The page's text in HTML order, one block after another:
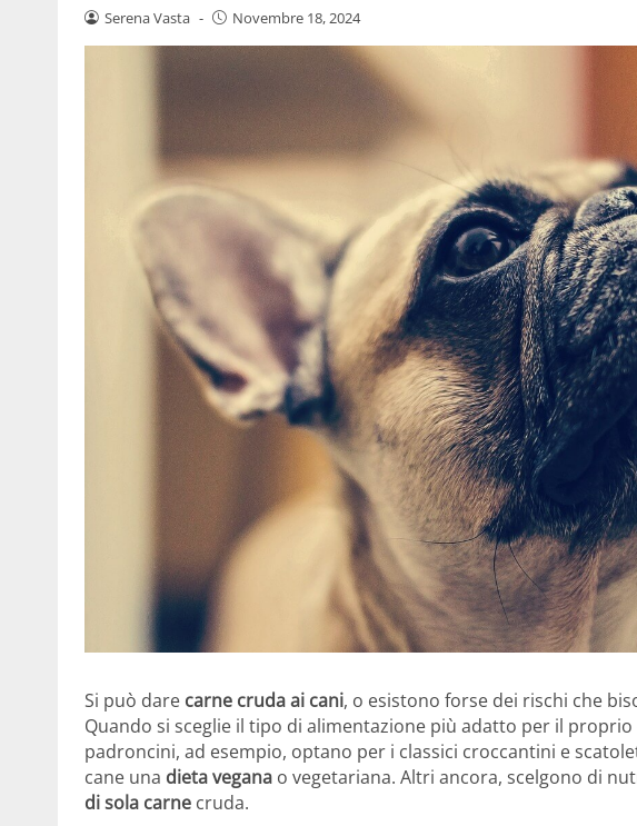
Serena Vasta - Novembre 18, 2024
Si può dare carne cruda ai cani, o esistono forse dei rischi che
Quando si sceglie il tipo di alimentazione più adatto per il
padroncini, ad esempio, optano per i classici croccantini e
cane una dieta vegana o vegetariana. Altri ancora, scelgono di
di sola carne cruda.